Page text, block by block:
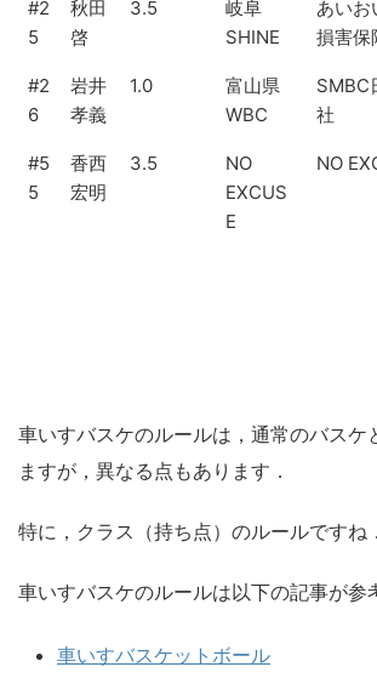
#2
5
秋田
啓
3.5
岐阜
SHINE
あいお
損害保
#2
6
岩井
孝義
1.0
富山県
WBC
SMBC
社
#5
5
香西
宏明
3.5
NO
EXCUS
E
NO
車いすバスケのルールは，通常のバスケ
ますが，異なる点もあります．
特に，クラス（持ち点）のルールですね．
車いすバスケのルールは以下の記事が参
車いすバスケットボール